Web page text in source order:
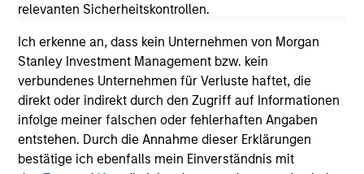
relevanten Sicherheitskontrollen.
Ich erkenne an, dass kein Unternehmen von Morgan
Stanley Investment Management bzw. kein
verbundenes Unternehmen für Verluste haftet, die
direkt oder indirekt durch den Zugriff auf Informationen
infolge meiner falschen oder fehlerhaften Angaben
entstehen. Durch die Annahme dieser Erklärungen
bestätige ich ebenfalls mein Einverständnis mit
Please refer to the strategy detail page for important
considerations.